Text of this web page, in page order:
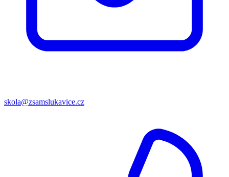
skola@zsamslukavice.cz